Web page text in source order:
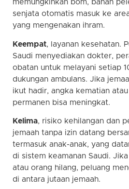
memungkinkan bom, bahan
senjata otomatis masuk ke
yang mengenakan ihram.
Keempat, layanan kesehatan.
Saudi menyediakan dokter,
obatan untuk melayani setiap
dukungan ambulans. Jika
ikut hadir, angka kematian
permanen bisa meningkat.
Kelima, risiko kehilangan dan
jemaah tanpa izin datang
termasuk anak-anak, yang
di sistem keamanan Saudi.
atau orang hilang, peluang
di antara jutaan jemaah.